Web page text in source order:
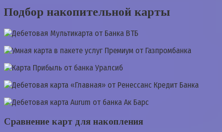
Подбор накопительной карты
Сравнение карт для накопления